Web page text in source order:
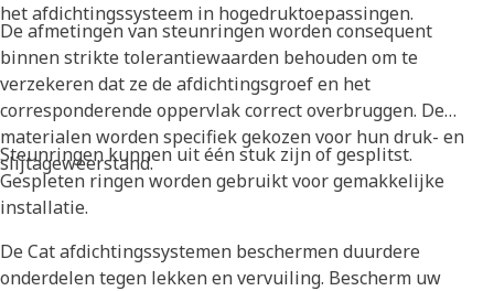
het afdichtingssysteem in hogedruktoepassingen.
De afmetingen van steunringen worden consequent
binnen strikte tolerantiewaarden behouden om te
verzekeren dat ze de afdichtingsgroef en het
corresponderende oppervlak correct overbruggen. De
materialen worden specifiek gekozen voor hun druk- en
slijtageweerstand.
Steunringen kunnen uit één stuk zijn of gesplitst.
Gespleten ringen worden gebruikt voor gemakkelijke
installatie.
De Cat afdichtingssystemen beschermen duurdere
onderdelen tegen lekken en vervuiling. Bescherm uw